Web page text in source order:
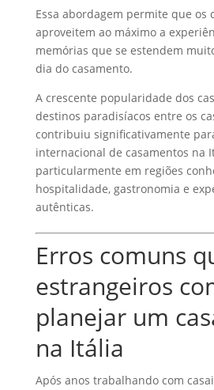
Essa abordagem permite que os
aproveitem ao máximo a
memórias que se estendem
dia do casamento.
A crescente popularidade dos
destinos paradisíacos entre os
contribuiu significativamente
internacional de casamentos na
particularmente em regiões
hospitalidade, gastronomia e
autênticas.
Erros comuns
estrangeiros
planejar um
na Itália
Após anos trabalhando com